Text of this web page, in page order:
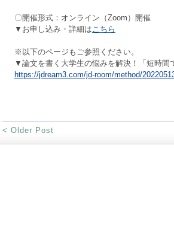
〇開催形式：オンライン（Zoom）開催
▼お申し込み・詳細はこちら
※以下のページもご参照ください。
▼論文を書く大学生の悩みを解決！「短時間
https://jdream3.com/jd-room/method/
< Older Post